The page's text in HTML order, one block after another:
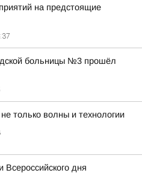
на предстоящие
больницы №3 прошёл
только волны и технологии
Всероссийского дня